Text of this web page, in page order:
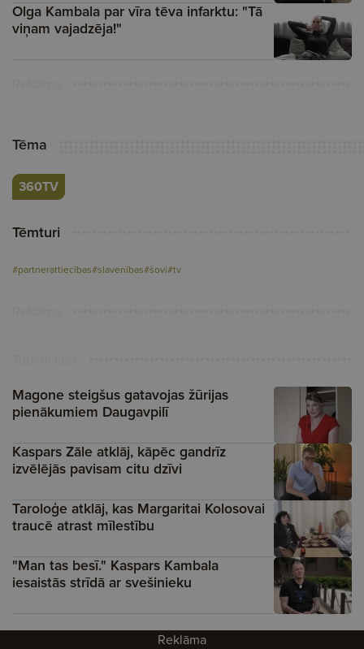
Olga Kambala par vīra tēva infarktu: "Tā
viņam vajadzēja!"
Tēma
360TV
Tēmturi
#partnerattiecības#slavenības#šovi#tv
Magone steigšus gatavojas žūrijas
pienākumiem Daugavpilī
Kaspars Zāle atklāj, kāpēc gandrīz
izvēlējās pavisam citu dzīvi
Taroloģe atklāj, kas Margaritai Kolosovai
traucē atrast mīlestību
"Man tas besī." Kaspars Kambala
iesaistās strīdā ar svešinieku
Reklāma